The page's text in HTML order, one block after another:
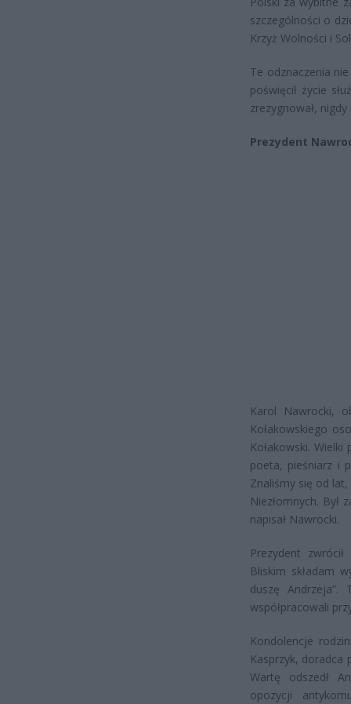
szczególności o
Krzyż Wolności i
Te odznaczenia
poświęcił życie
zrezygnował,
Prezydent
Karol Nawrocki,
Kołakowskiego
Kołakowski.
poeta, pieśniarz i
Znaliśmy się od
Niezłomnych.
napisał Nawrocki.
Prezydent
Bliskim składam
duszę
współpracowali
Kondolencje
Kasprzyk, doradca
Wartę odszedł
opozycji